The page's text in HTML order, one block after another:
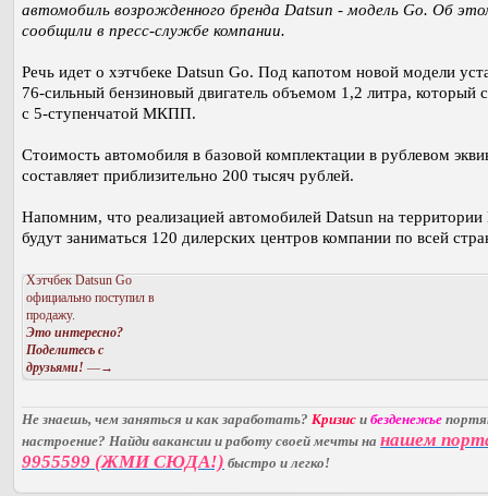
автомобиль возрожденного бренда Datsun - модель Go. Об
сообщили в пресс-службе компании.
Речь идет о хэтчбеке Datsun Go. Под капотом новой модели
76-сильный бензиновый двигатель объемом 1,2 литра, который
с 5-ступенчатой МКПП.
Стоимость автомобиля в базовой комплектации в рублевом
составляет приблизительно 200 тысяч рублей.
Напомним, что реализацией автомобилей Datsun на
будут заниматься 120 дилерских центров компании по всей
Хэтчбек Datsun Go
официально поступил в
продажу.
Это интересно?
Поделитесь с
друзьями! —→
Не знаешь, чем заняться и как заработать? Кризис и безденежье
настроение? Найди вакансии и работу своей мечты на нашем
9955599 (ЖМИ СЮДА!) быстро и легко!